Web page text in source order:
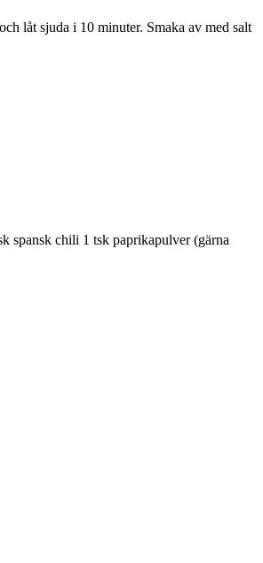
låt sjuda i 10 minuter. Smaka av med salt
spansk chili 1 tsk paprikapulver (gärna